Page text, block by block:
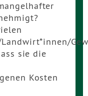
sie die
Kosten